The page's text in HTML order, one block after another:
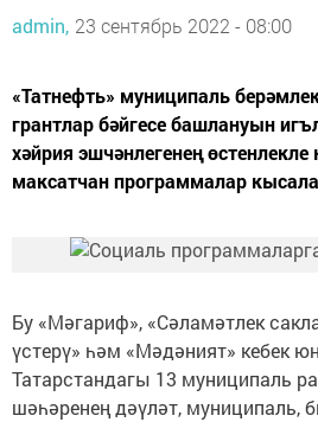
admin, 23 сентябрь 2022 - 08:00
«Татнефть» муниципаль
грантлар бәйгесе башлануын
хәйрия эшчәнлегенең
максатчан программалар
Бу «Мәгариф», «Сәламәтлек
үстерү» һәм «Мәдәният» кебек
Татарстандагы 13 муниципаль
шәһәренең дәүләт,